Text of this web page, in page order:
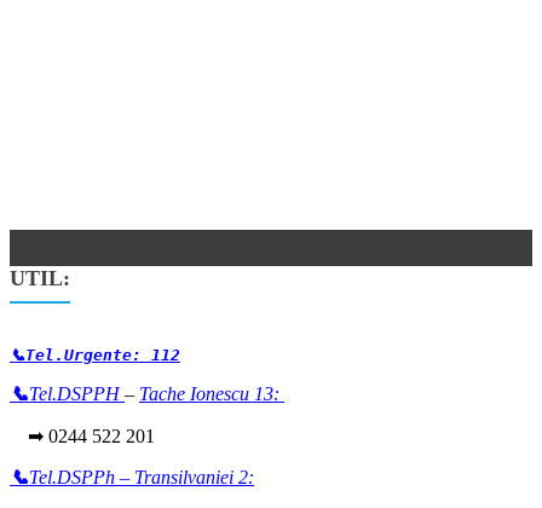
UTIL:
📞Tel.Urgente: 112
📞Tel.DSPPH– Tache Ionescu 13:
➡ 0244 522 201
📞Tel.DSPPh – Transilvaniei 2: